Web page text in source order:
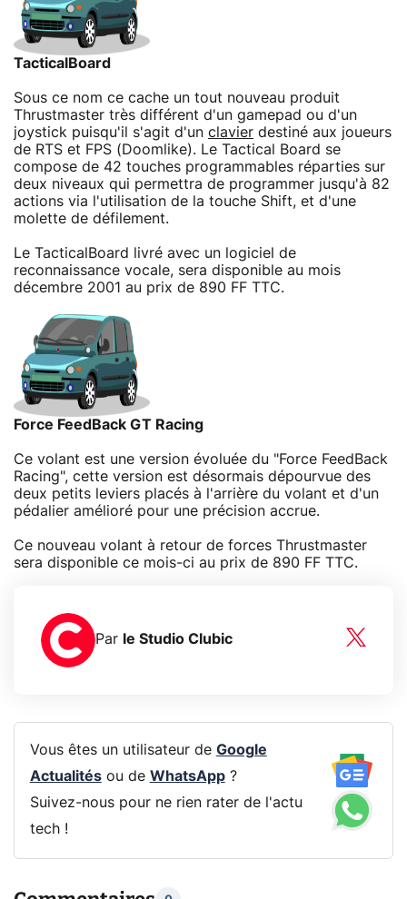
TacticalBoard
Sous ce nom ce cache un tout nouveau produit
Thrustmaster très différent d'un gamepad ou d'un
joystick puisqu'il s'agit d'un clavier destiné aux joueurs
de RTS et FPS (Doomlike). Le Tactical Board se
compose de 42 touches programmables réparties sur
deux niveaux qui permettra de programmer jusqu'à 82
actions via l'utilisation de la touche Shift, et d'une
molette de défilement.
Le TacticalBoard livré avec un logiciel de
reconnaissance vocale, sera disponible au mois
décembre 2001 au prix de 890 FF TTC.
Force FeedBack GT Racing
Ce volant est une version évoluée du "Force FeedBack
Racing", cette version est désormais dépourvue des
deux petits leviers placés à l'arrière du volant et d'un
pédalier amélioré pour une précision accrue.
Ce nouveau volant à retour de forces Thrustmaster
sera disponible ce mois-ci au prix de 890 FF TTC.
Par le Studio Clubic
Vous êtes un utilisateur de Google
Actualitésou de WhatsApp?
Suivez-nous pour ne rien rater de l'actu
tech !